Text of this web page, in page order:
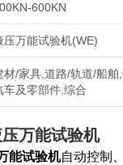
600KN
压万能试验机(WE)
材/家具,道路/轨道/船舶,
车及零部件,综合
万能试验机
能试验机自动控制